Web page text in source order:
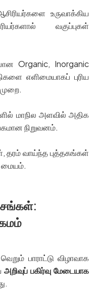
உருவாக்கிய
வகுப்புகள்
Organic, Inorganic
எளிமையாகப் புரிய
மாநில அளவில் அதிக
நிறுவனம்.
வாய்ந்த புத்தகங்கள்
மையம்.
பாராட்டு விழாவாக
அறிவுப் பகிர்வு மேடையாக